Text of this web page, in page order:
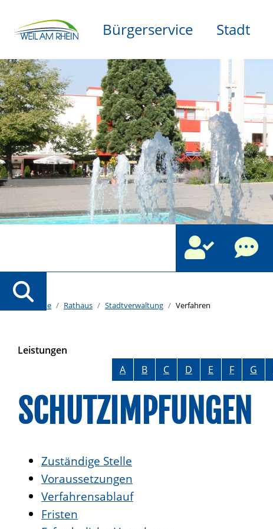
Bürgerservice Stadt
Startseite Rathaus Stadtverwaltung Verfahren
Leistungen
Alphabetisches Register überspringen
A B C D E F G
SCHUTZIMPFUNGEN
Zuständige Stelle
Voraussetzungen
Verfahrensablauf
Fristen